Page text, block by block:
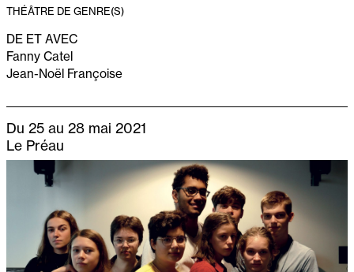
THÉÂTRE DE GENRE(S)
DE ET AVEC
Fanny Catel
Jean-Noël Françoise
Du 25 au 28 mai 2021
Le Préau